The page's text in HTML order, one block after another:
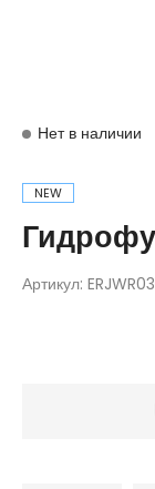
Нет в наличии
NEW
Артикул: